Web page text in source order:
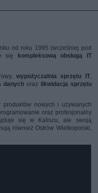
od roku 1995 (wcześniej pod
się
kompleksową obsługą IT
wypożyczalnia sprzętu IT,
danych oraz
likwidacja sprzętu
produktów nowych i używanych
oraz profesjonalny
się w Kaliszu, ale swoją
również Ostrów Wielkopolski,